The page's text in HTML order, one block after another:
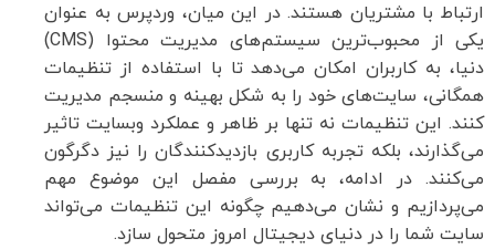
ارتباط با مشتریان هستند. در این میان، وردپرس به عنوان
یکی از محبوب‌ترین سیستم‌های مدیریت محتوا (CMS)
دنیا، به کاربران امکان می‌دهد تا با استفاده از تنظیمات
همگانی، سایت‌های خود را به شکل بهینه و منسجم مدیریت
کنند. این تنظیمات نه تنها بر ظاهر و عملکرد وبسایت تاثیر
می‌گذارند، بلکه تجربه کاربری بازدیدکنندگان را نیز دگرگون
می‌کنند. در ادامه، به بررسی مفصل این موضوع مهم
می‌پردازیم و نشان می‌دهیم چگونه این تنظیمات می‌تواند
سایت شما را در دنیای دیجیتال امروز متحول سازد.